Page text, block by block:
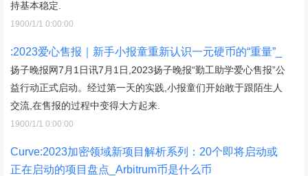
持基本稳定.
1900/1/1 0:00:00
:2023爱心售报｜新手小报童重新认识一元硬币的“重量”_
扬子晚报网7月1日讯7月1日,2023扬子晚报“勤工助学爱心售报”公
益行动正式启动。经过第一天的实践,小报童们开始敢于跟陌生人
交流,在售报的过程中变得大方起来.
1900/1/1 0:00:00
Curve:2023加密领域新项目解析系列：20个即将启动或
正在启动的项目盘点_Arbitrum币是什么币